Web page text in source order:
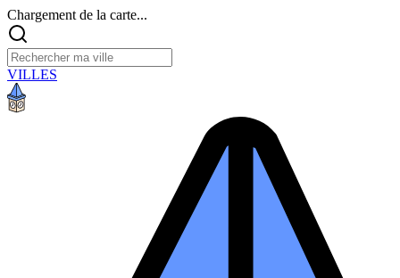
Chargement de la carte...
VILLES